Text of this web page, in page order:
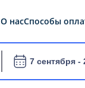
О насСпособы
7 сентября -